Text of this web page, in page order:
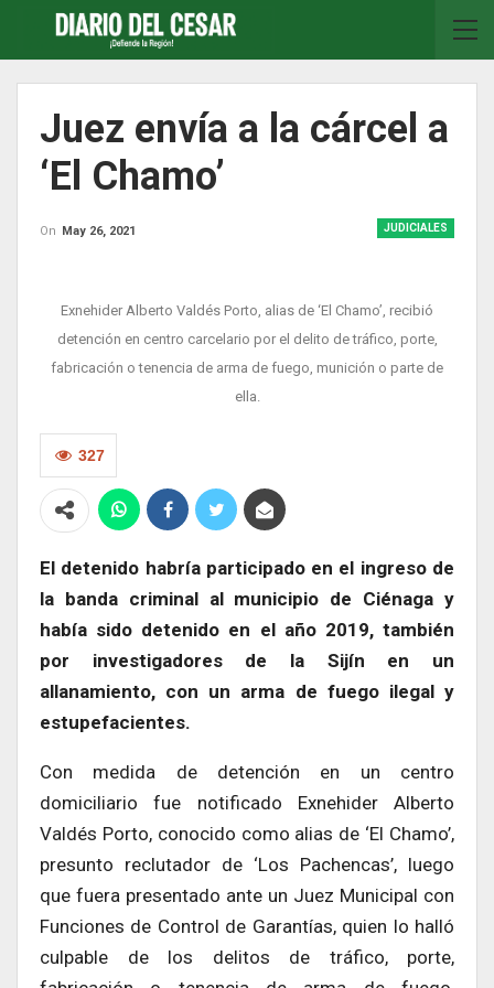
Juez envía a la cárcel a
‘El Chamo’
JUDICIALES
On May 26, 2021
Exnehider Alberto Valdés Porto, alias de ‘El Chamo’, recibió
detención en centro carcelario por el delito de tráfico, porte,
fabricación o tenencia de arma de fuego, munición o parte de
ella.
327
El detenido habría participado en el ingreso de
la banda criminal al municipio de Ciénaga y
había sido detenido en el año 2019, también
por investigadores de la Sijín en un
allanamiento, con un arma de fuego ilegal y
estupefacientes.
Con medida de detención en un centro
domiciliario fue notificado Exnehider Alberto
Valdés Porto, conocido como alias de ‘El Chamo’,
presunto reclutador de ‘Los Pachencas’, luego
que fuera presentado ante un Juez Municipal con
Funciones de Control de Garantías, quien lo halló
culpable de los delitos de tráfico, porte,